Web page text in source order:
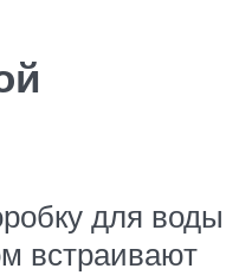
для воды
встраивают